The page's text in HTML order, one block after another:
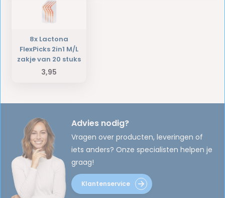
8x Lactona
FlexPicks 2in1 M/L
zakje van 20 stuks
3,95
Advies nodig?
Vragen over producten, leveringen of
iets anders? Onze specialisten helpen je
graag!
Klantenservice